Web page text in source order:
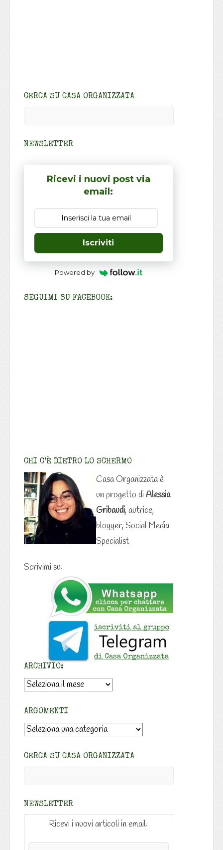
CERCA SU CASA ORGANIZZATA
NEWSLETTER
Ricevi i nuovi post via
email:
Iscriviti
Powered by
SEGUIMI SU FACEBOOK:
CHI C’È DIETRO LO SCHERMO
Casa Organizzata è
un progetto di Alessia
Gribaudi, autrice,
blogger, Social Media
Specialist
Scrivimi su:
ARCHIVIO:
Archivio:
ARGOMENTI
Argomenti
CERCA SU CASA ORGANIZZATA
NEWSLETTER
Ricevi i nuovi articoli in email: